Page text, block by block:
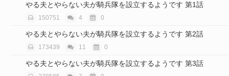
やる夫とやらない夫が騎兵隊を設立するようです 第1話
150751 4 0
やる夫とやらない夫が騎兵隊を設立するようです 第2話
173439 11 0
やる夫とやらない夫が騎兵隊を設立するようです 第3話